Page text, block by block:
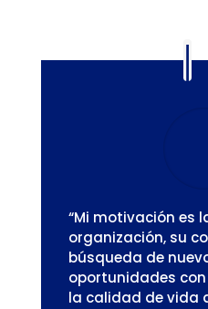
“Mi motivación es
organización, su
búsqueda de
oportunidades
la calidad de vida